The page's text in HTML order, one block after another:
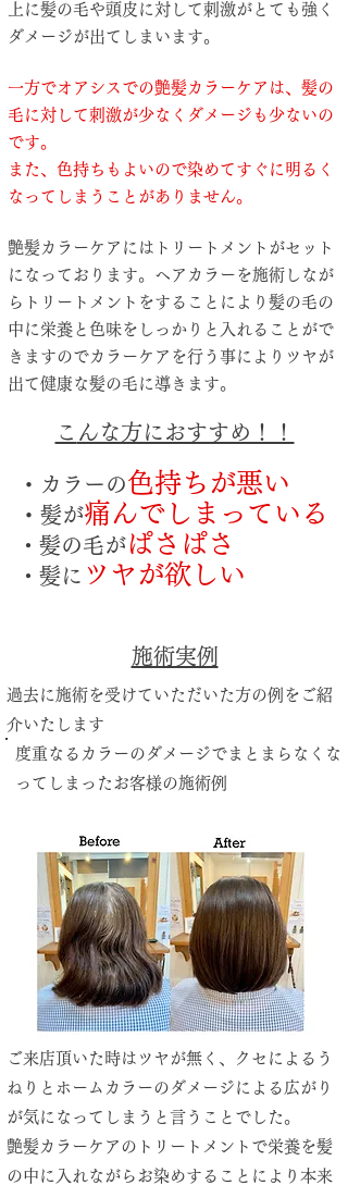
上に髪の毛や頭皮に対して刺激がとても強く
ダメージが出てしまいます。
一方でオアシスでの艶髪カラーケアは、髪の
毛に対して刺激が少なくダメージも少ないの
です。
​また、色持ちもよいので染めてすぐに明るく
なってしまうことがありません。
艶髪 カラーケアにはトリートメントがセット
になっております。ヘアカラーを施術しなが
らトリートメントをすることにより髪の毛の
中に栄養と色味をしっかりと入れることがで
きますのでカラーケアを行う事によりツヤが
出て健康な髪の毛に導きます。
​ こんな方におすすめ！！
・ カラーの​色持ちが悪い
・ 髪が痛んでしまっている
・髪の毛が ぱさぱさ
・髪に ツヤが欲しい
施術実例
過去に施術を受けていただいた方の例をご紹
介いたします
​度重なるカラーのダメージでまとまらなくな
ってしまったお客様の施術例​
​ご来店頂いた時はツヤが無く、クセによるう
ねりとホームカラーのダメージによる広がり
が気になってしまうと言うことでした。
艶髪 カラーケアのトリートメントで栄養を髪
の中に入れながらお染めすることにより本来